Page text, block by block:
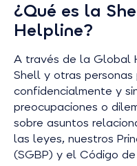
¿Qué es la
Helpline?
A través de la Global
Shell y otras personas
confidencialmente y
preocupaciones o
sobre asuntos
las leyes, nuestros
(SGBP) y el Código